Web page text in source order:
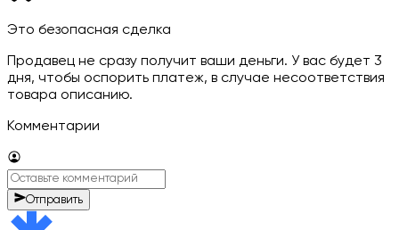
Это безопасная сделка
Продавец не сразу получит ваши деньги. У вас будет 3
дня, чтобы оспорить платеж, в случае несоответствия
товара описанию.
Комментарии
Отправить